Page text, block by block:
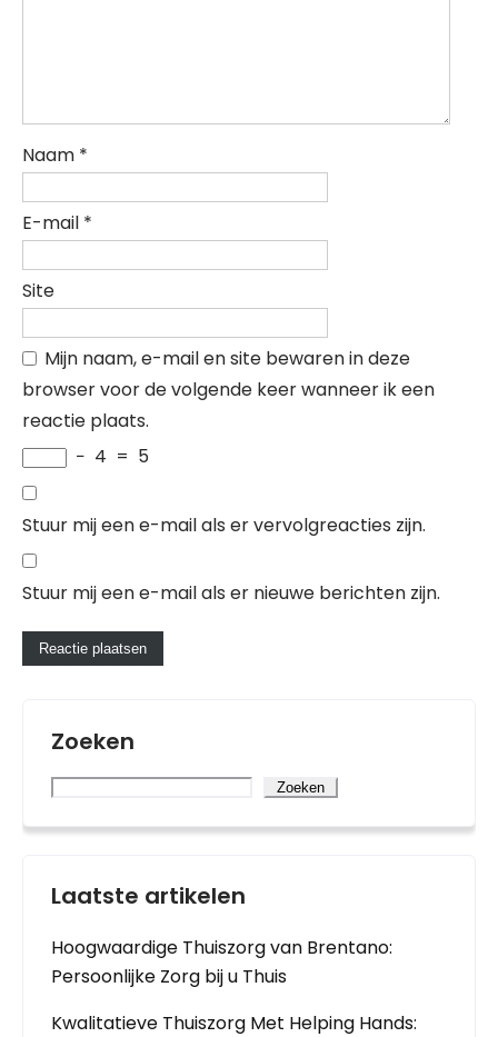
Naam *
E-mail *
Site
Mijn naam, e-mail en site bewaren in deze
browser voor de volgende keer wanneer ik een
reactie plaats.
− 4 = 5
Stuur mij een e-mail als er vervolgreacties zijn.
Stuur mij een e-mail als er nieuwe berichten zijn.
Zoeken
Zoeken
Laatste artikelen
Hoogwaardige Thuiszorg van Brentano:
Persoonlijke Zorg bij u Thuis
Kwalitatieve Thuiszorg Met Helping Hands: